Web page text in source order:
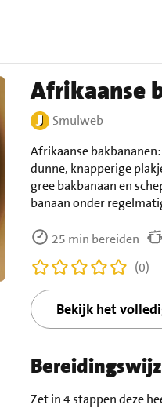
Afrikaanse
Smulweb
Afrikaanse
dunne, knapperige
gree bakbanaan en
banaan onder
25 min bereiden
(0)
Bekijk het
Zet in 4 stappen deze